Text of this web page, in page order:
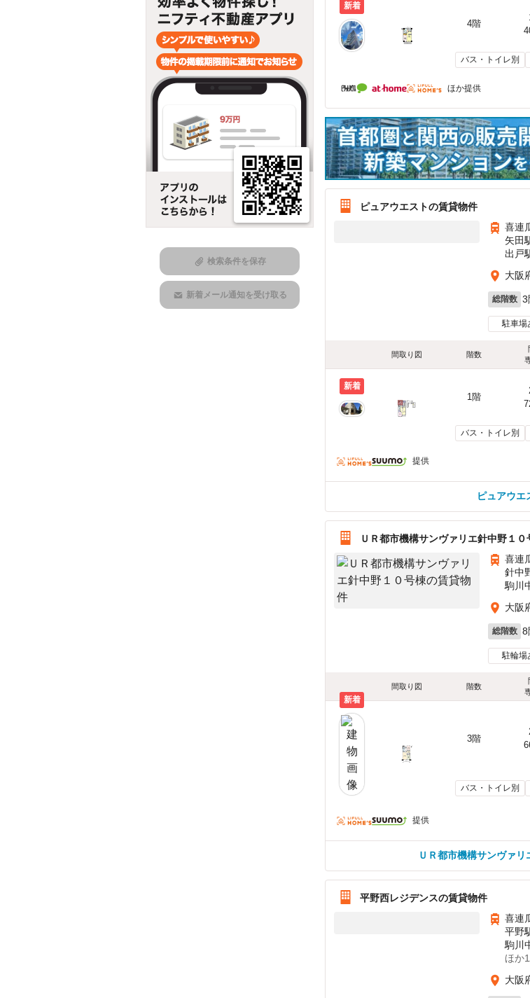
検索条件を保存
新着メール通知を受け取る
新着
4階
バス・トイレ別
ほか提供
ピュアウエストの賃貸物件
喜連
矢田
出戸
大阪
総階数 3
駐車場
間取り図 階数
新着
1階
バス・トイレ別
提供
ピュアウエ
ＵＲ都市機構サンヴァリエ針中野１
喜連
針中
駒川
大阪
総階数 8
駐輪場
間取り図 階数
新着
3階
バス・トイレ別
提供
ＵＲ都市機構サンヴァ
平野西レジデンスの賃貸物件
喜連
平野
駒川
ほか1
大阪